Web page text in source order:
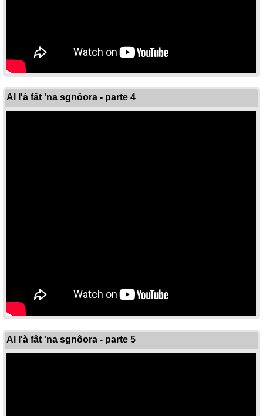
Al l'à fât 'na sgnôora - parte 4
Al l'à fât 'na sgnôora - parte 5